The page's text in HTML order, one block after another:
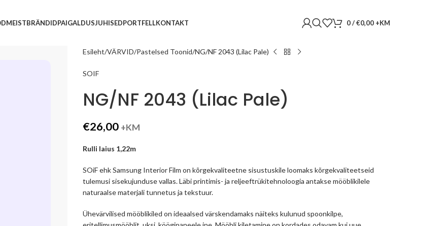
MEISTBRÄNDIDPAIGALDUSJUHISEDPORTFELLKONTAKT 0/€0,00
Esileht VÄRVID Pastelsed Toonid NG/NF 2043 (Lilac Pale)
SOIF
NG/NF 2043 (Lilac Pale)
€26,00 +KM
Rulli laius 1,22m
SOiF ehk Samsung Interior Film on kõrgekvaliteetne sisustuskile loomaks kõrgekvaliteetseid
tulemusi sisekujunduse vallas. Läbi printimis- ja reljeeftrükitehnoloogia antakse mööblikilele
naturaalse materjali tunnetus ja tekstuur.
Ühevärvilised mööblikiled on ideaalsed värskendamaks näiteks kulunud spoonkilpe,